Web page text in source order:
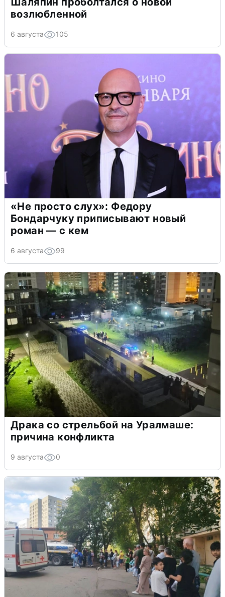
возлюбленной
6 августа 105
«Не просто слух»: Федору
Бондарчуку приписывают новый
роман — с кем
6 августа 99
Драка со стрельбой на Уралмаше:
причина конфликта
9 августа 0